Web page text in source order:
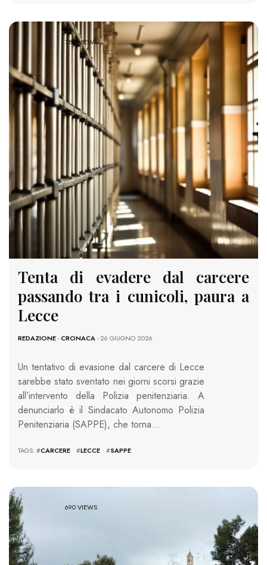
786 VIEWS
Tenta di evadere dal carcere
passando tra i cunicoli, paura a
Lecce
REDAZIONE-CRONACA- 26 GIUGNO 2026
Un tentativo di evasione dal carcere di Lecce
sarebbe stato sventato nei giorni scorsi grazie
all’intervento della Polizia penitenziaria. A
denunciarlo è il Sindacato Autonomo Polizia
Penitenziaria (SAPPE), che torna…
TAGS: #CARCERE #LECCE #SAPPE
690 VIEWS